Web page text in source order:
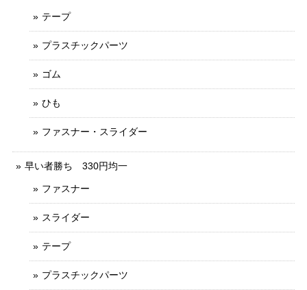
テープ
プラスチックパーツ
ゴム
ひも
ファスナー・スライダー
早い者勝ち 330円均一
ファスナー
スライダー
テープ
プラスチックパーツ